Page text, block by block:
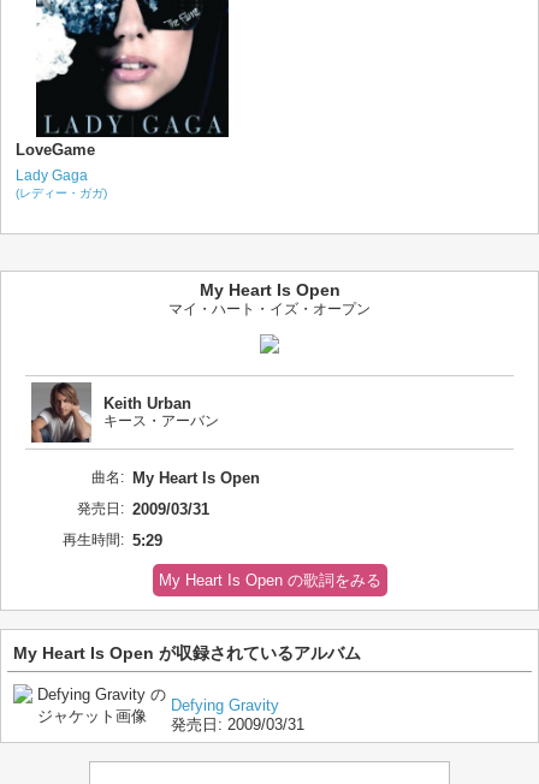
LoveGame
Lady Gaga
(レディー・ガガ)
My Heart Is Open
マイ・ハート・イズ・オープン
Keith Urban
キース・アーバン
曲名: My Heart Is Open
発売日: 2009/03/31
再生時間: 5:29
My Heart Is Open の歌詞をみる
My Heart Is Open が収録されているアルバム
Defying Gravity
発売日: 2009/03/31